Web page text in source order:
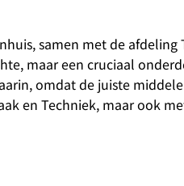
samen met de afdeling
maar een cruciaal
omdat de juiste
en Techniek, maar ook